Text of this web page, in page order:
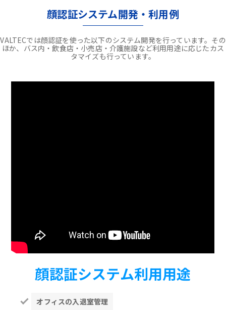
顔認証システム開発・利用例
VALTECでは顔認証を使った以下のシステム開発を行っています。その
ほか、バス内・飲食店・小売店・介護施設など利用用途に応じたカス
タマイズも行っています。
顔認証システム利用用途
オフィスの入退室管理